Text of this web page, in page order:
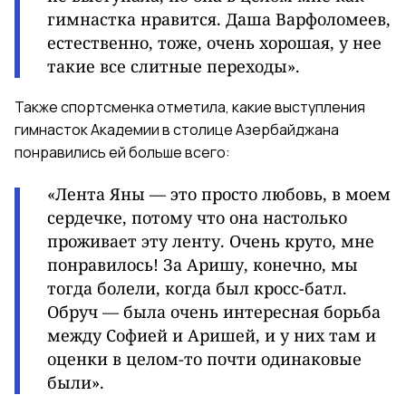
гимнастка нравится. Даша Варфоломеев,
естественно, тоже, очень хорошая, у нее
такие все слитные переходы».
Также спортсменка отметила, какие выступления
гимнасток Академии в столице Азербайджана
понравились ей больше всего:
«Лента Яны — это просто любовь, в моем
сердечке, потому что она настолько
проживает эту ленту. Очень круто, мне
понравилось! За Аришу, конечно, мы
тогда болели, когда был кросс-батл.
Обруч — была очень интересная борьба
между Софией и Аришей, и у них там и
оценки в целом-то почти одинаковые
были».